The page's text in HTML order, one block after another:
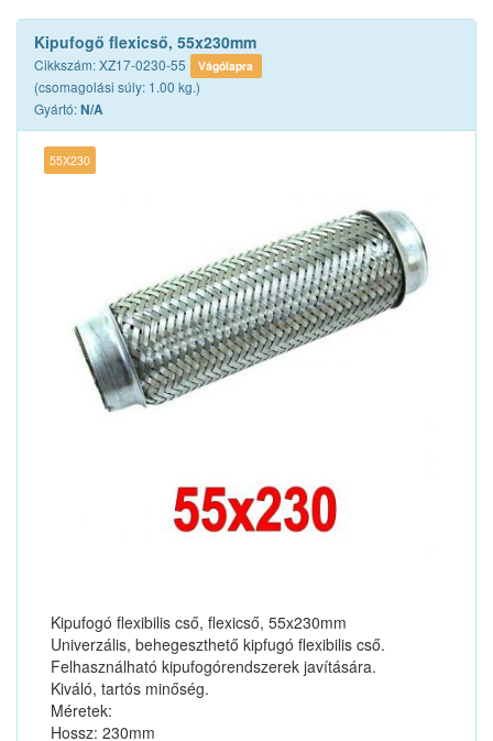
Kipufogő flexicső, 55x230mm
Cikkszám: XZ17-0230-55 Vágólapra
(csomagolási súly: 1.00 kg.)
Gyártó:N/A
55X230
Kipufogó flexibilis cső, flexicső, 55x230mm
Univerzális, behegeszthető kipfugó flexibilis cső.
Felhasználható kipufogórendszerek javítására.
Kiváló, tartós minőség.
Méretek:
Hossz: 230mm